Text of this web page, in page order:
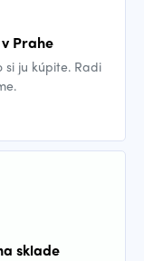
Prahe
si ju kúpite. Radi
sklade